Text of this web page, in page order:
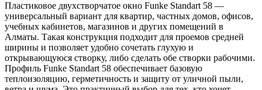
Пластиковое двухстворчатое окно Funke Standart 58 —
универсальный вариант для квартир, частных домов, офисов,
учебных кабинетов, магазинов и других помещений в
Алматы. Такая конструкция подходит для проемов средней
ширины и позволяет удобно сочетать глухую и
открывающуюся створку, либо сделать обе створки рабочими.
Профиль Funke Standart 58 обеспечивает базовую
теплоизоляцию, герметичность и защиту от уличной пыли,